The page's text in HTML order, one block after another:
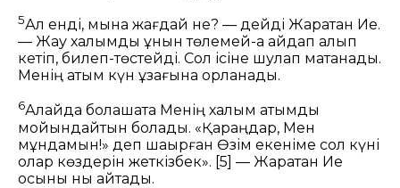
5Ал енді, мына жағдай не? — дейді Жаратқан Ие.
— Жау халқымды құнын төлемей-ақ айдап алып
кетіп, билеп-төстейді. Сол ісіне шулап мақтанады.
Менің атым күн ұзағына қорланады.
6Алайда болашақта Менің халқым атымды
мойындайтын болады. «Қараңдар, Мен
мұндамын!» деп шақырған Өзім екеніме сол күні
олар көздерін жеткізбек». [5] — Жаратқан Ие
осыны нық айтады.